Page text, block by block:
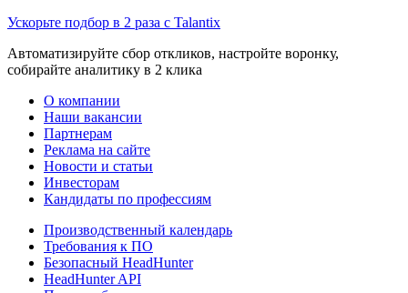
Ускорьте подбор в 2 раза с Talantix
Автоматизируйте сбор откликов, настройте воронку,
собирайте аналитику в 2 клика
О компании
Наши вакансии
Партнерам
Реклама на сайте
Новости и статьи
Инвесторам
Кандидаты по профессиям
Производственный календарь
Требования к ПО
Безопасный HeadHunter
HeadHunter API